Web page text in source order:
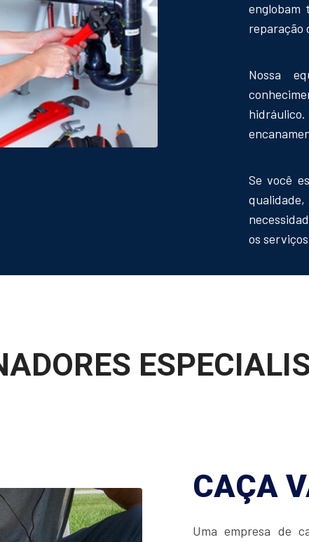
englobam
reparação
Nossa
hidráulico.
Se você
os
CAÇA
Uma empresa de